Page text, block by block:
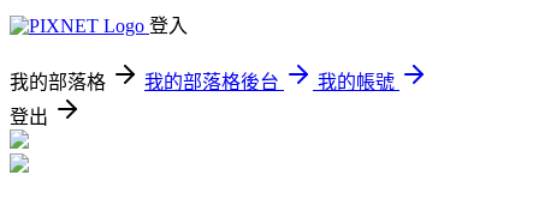
登入
我的部落格 我的部落格後台
我的帳號
登出